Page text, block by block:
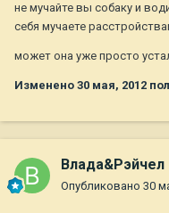
не мучайте вы собаку и
себя мучаете
может она уже просто
Изменено 30 мая, 2012
Влада&Рэйчел
Опубликовано 30